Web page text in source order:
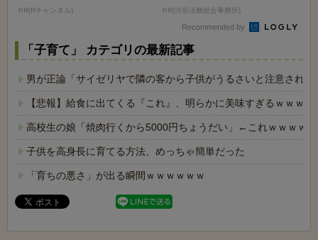
PR(Rチャンネル)
減額してから返済...
PR(渋谷法務総合事務所)
Recommended by
「子育て」 カテゴリの最新記事
男が正論「サイゼリヤで隣の客から子供がうるさいと注意され
【悲報】給食に出てくる『これ』、明らかに美味すぎるｗｗｗｗ
高校生の娘「焼肉行くから5000円ちょうだい」←これｗｗｗｗｗ
子供を高身長に育てる方法、めっちゃ簡単だった
「育ちの悪さ」が出る瞬間ｗｗｗｗｗｗ